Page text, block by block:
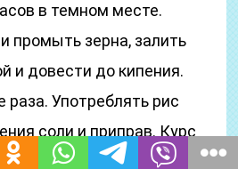
в темном месте.
промыть зерна, залить
и довести до кипения.
раза. Употреблять рис
соли и приправ. Курс
в течение одного